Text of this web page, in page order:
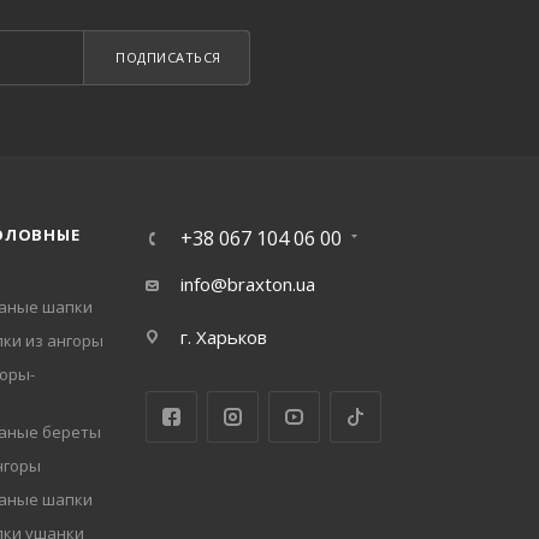
ПОДПИСАТЬСЯ
шапки
из ангоры
береты
шапки
ушанки
+38 067 104 06 00
info@braxton.ua
г. Харьков